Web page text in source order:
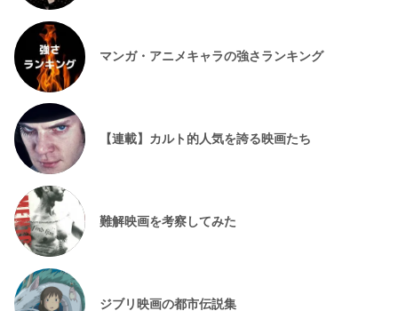
マンガ・アニメキャラの強さランキング
【連載】カルト的人気を誇る映画たち
難解映画を考察してみた
ジブリ映画の都市伝説集